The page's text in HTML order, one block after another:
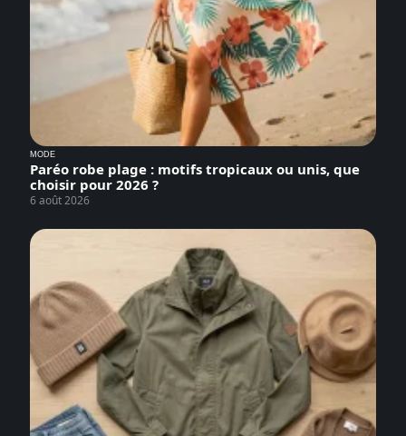
MODE
Paréo robe plage : motifs tropicaux ou unis, que
choisir pour 2026 ?
6 août 2026